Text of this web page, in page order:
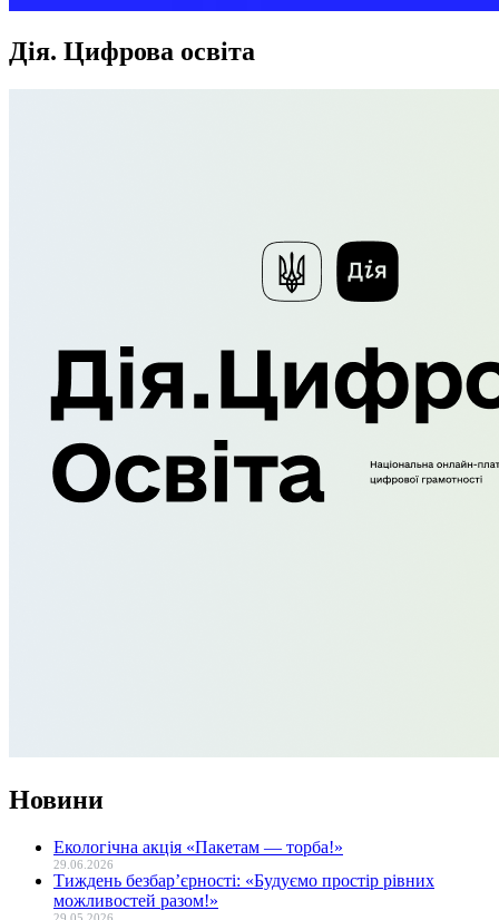
Дія. Цифрова освіта
Новини
Екологічна акція «Пакетам — торба!»
29.06.2026
Тиждень безбар’єрності: «Будуємо простір рівних
можливостей разом!»